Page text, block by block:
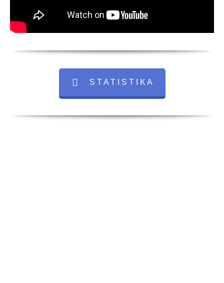
S T A T I S T I K A